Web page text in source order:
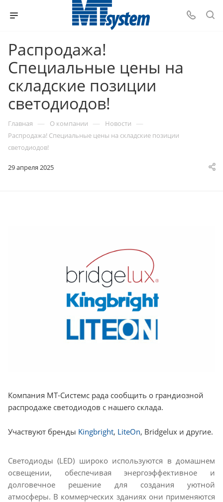
Распродажа!
Специальные цены на
складские позиции
светодиодов!
Главная — О компании — Новости —
Распродажа! Специальные цены на складские позиции
светодиодов!
29 апреля 2025
Компания МТ-Системс рада сообщить о грандиозной
распродаже светодиодов с нашего склада.
Участвуют бренды Kingbright, LiteOn, Bridgelux и другие.
Светодиоды (LED) широко используются в домашнем
освещении, обеспечивая энергоэффективное и
долговечное решение для создания уютной
атмосферы. В коммерческих зданиях они применяются